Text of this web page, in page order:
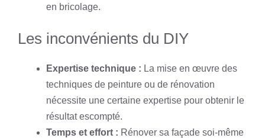
en bricolage.
Les inconvénients du DIY
Expertise technique : La mise en œuvre des
techniques de peinture ou de rénovation
nécessite une certaine expertise pour obtenir le
résultat escompté.
Temps et effort : Rénover sa façade soi-même